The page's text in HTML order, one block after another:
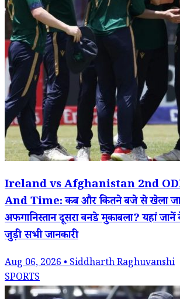
Ireland vs Afghanistan 2nd
And Time: कब और कितने बजे से खेला
अफगानिस्तान दूसरा वनडे मुकाबला? यहां
जुड़ी सभी जानकारी
Aug 06, 2026 • Siddharth Raghuvanshi
SPORTS